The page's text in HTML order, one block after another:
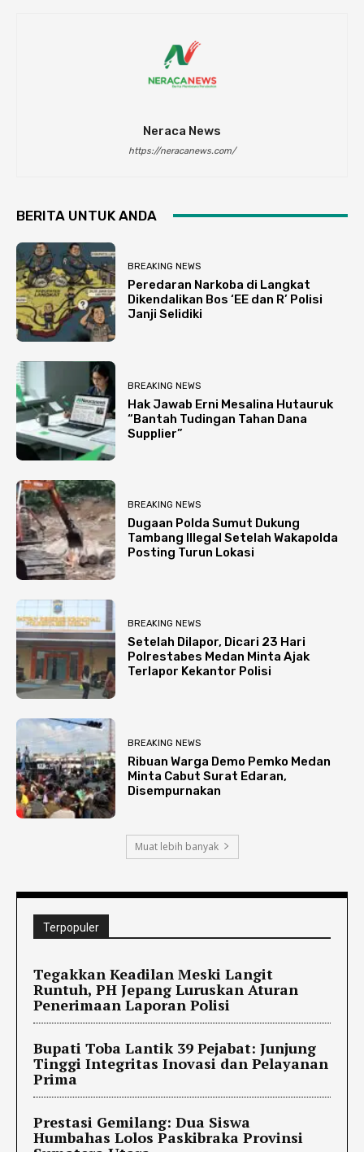
Neraca News
https://neracanews.com/
BERITA UNTUK ANDA
BREAKING NEWS
Peredaran Narkoba di Langkat
Dikendalikan Bos ‘EE dan R’ Polisi
Janji Selidiki
BREAKING NEWS
Hak Jawab Erni Mesalina Hutauruk
“Bantah Tudingan Tahan Dana
Supplier”
BREAKING NEWS
Dugaan Polda Sumut Dukung
Tambang Illegal Setelah Wakapolda
Posting Turun Lokasi
BREAKING NEWS
Setelah Dilapor, Dicari 23 Hari
Polrestabes Medan Minta Ajak
Terlapor Kekantor Polisi
BREAKING NEWS
Ribuan Warga Demo Pemko Medan
Minta Cabut Surat Edaran,
Disempurnakan
Muat lebih banyak
Terpopuler
Tegakkan Keadilan Meski Langit
Runtuh, PH Jepang Luruskan Aturan
Penerimaan Laporan Polisi
Bupati Toba Lantik 39 Pejabat: Junjung
Tinggi Integritas Inovasi dan Pelayanan
Prima
Prestasi Gemilang: Dua Siswa
Humbahas Lolos Paskibraka Provinsi